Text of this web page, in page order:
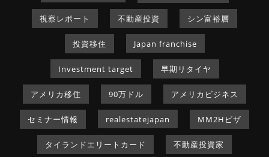
視察レポート 不動産投資 シン富裕層
投資移住 Japan franchise
Investment target 早期リタイヤ
アメリカ移住 90万ドル アメリカビジネス
セミナー情報 realestatejapan MM2Hビザ
タイランドエリートカード 不動産投資家